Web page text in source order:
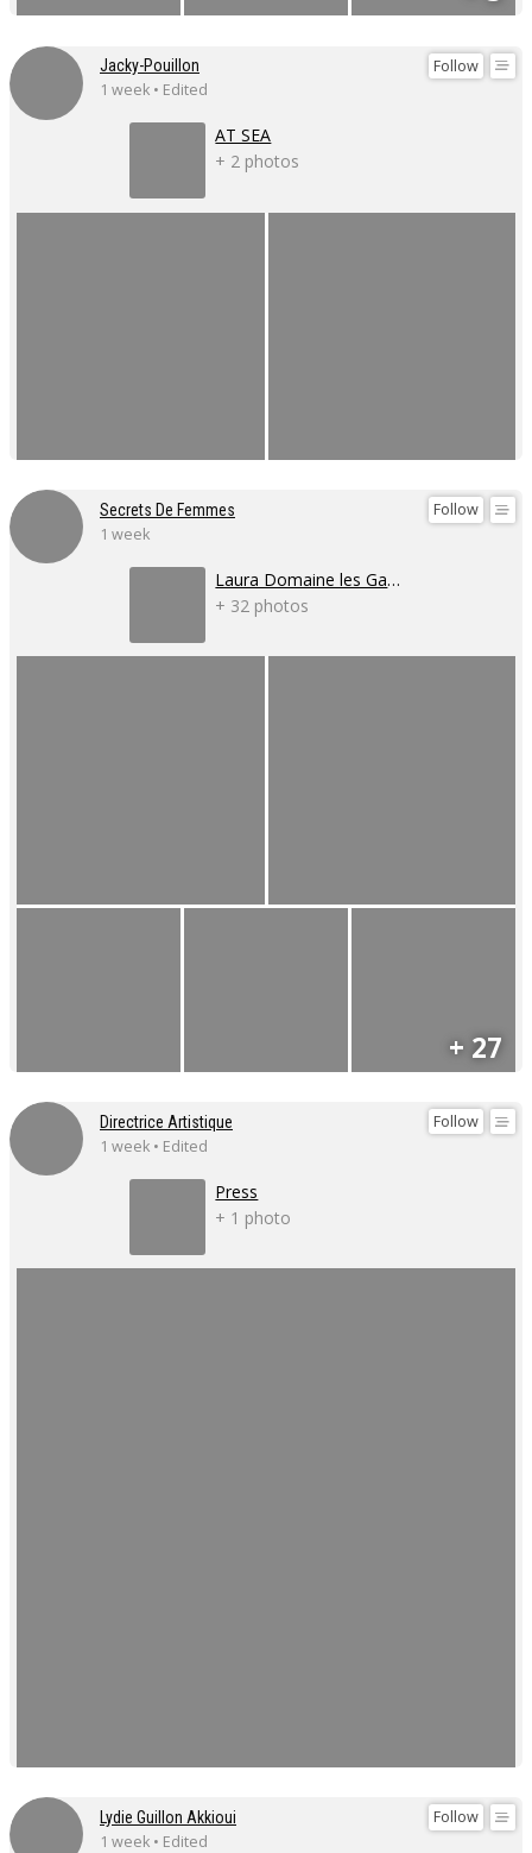
Follow
Jacky-Pouillon
1 week • Edited
AT SEA
+ 2 photos
Follow
Secrets De Femmes
1 week
Laura Domaine les Gaillardoux
+ 32 photos
+ 27
Follow
Directrice Artistique
1 week • Edited
Press
+ 1 photo
Follow
Lydie Guillon Akkioui
1 week • Edited